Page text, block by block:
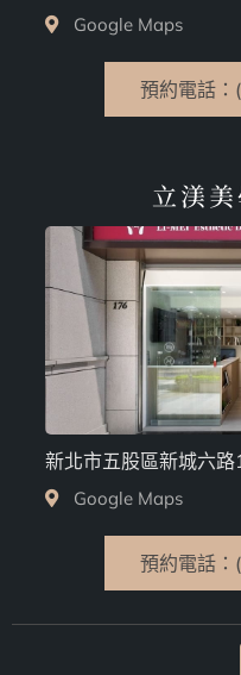
Google Maps
預約電話
立渼
新北市五股區新城六
Google Maps
預約電話